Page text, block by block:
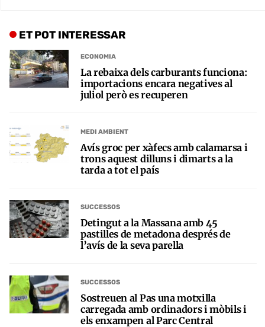
ET POT INTERESSAR
ECONOMIA
La rebaixa dels carburants funciona:
importacions encara negatives al
juliol però es recuperen
MEDI AMBIENT
Avís groc per xàfecs amb calamarsa i
trons aquest dilluns i dimarts a la
tarda a tot el país
SUCCESSOS
Detingut a la Massana amb 45
pastilles de metadona després de
l’avís de la seva parella
SUCCESSOS
Sostreuen al Pas una motxilla
carregada amb ordinadors i mòbils i
els enxampen al Parc Central